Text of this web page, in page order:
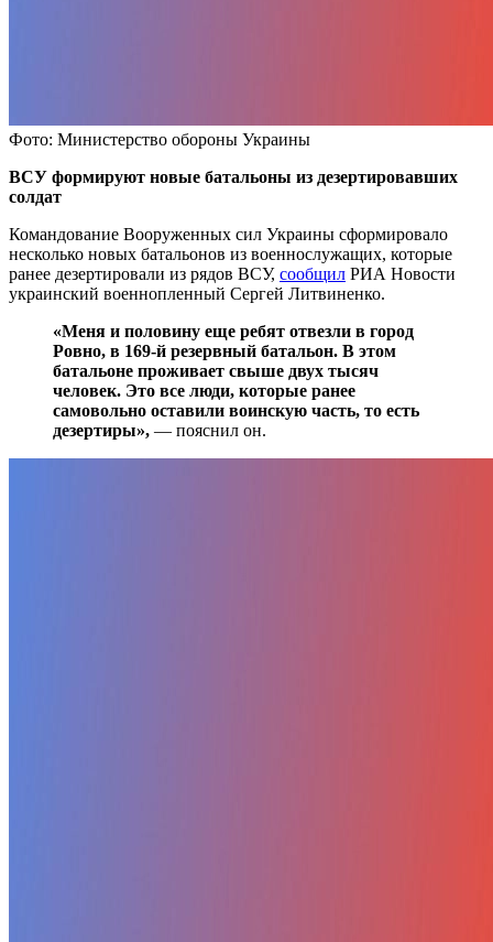
Фото: Министерство обороны Украины
ВСУ формируют новые батальоны из дезертировавших
солдат
Командование Вооруженных сил Украины сформировало
несколько новых батальонов из военнослужащих, которые
ранее дезертировали из рядов ВСУ, сообщил РИА Новости
украинский военнопленный Сергей Литвиненко.
«Меня и половину еще ребят отвезли в город
Ровно, в 169-й резервный батальон. В этом
батальоне проживает свыше двух тысяч
человек. Это все люди, которые ранее
самовольно оставили воинскую часть, то есть
дезертиры», — пояснил он.